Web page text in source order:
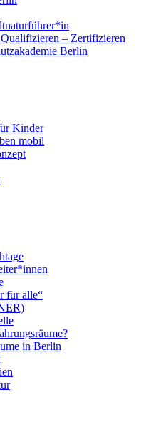
– Zertifizieren
Berlin
Kinder
mobil
für alle“
in Berlin